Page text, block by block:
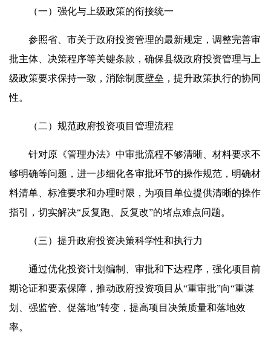
（一）强化与上级政策的衔接统一
参照省、市关于政府投资管理的最新规定，调整完善审
批主体、决策程序等关键条款，确保县级政府投资管理与上
级政策要求保持一致，消除制度壁垒，提升政策执行的协同
性。
（二）规范政府投资项目管理流程
针对原《管理办法》中审批流程不够清晰、材料要求不
够明确等问题，进一步细化各审批环节的操作规范，明确材
料清单、标准要求和办理时限，为项目单位提供清晰的操作
指引，切实解决“反复跑、反复改”的堵点难点问题。
（三）提升政府投资决策科学性和执行力
通过优化投资计划编制、审批和下达程序，强化项目前
期论证和要素保障，推动政府投资项目从“重审批”向“重谋
划、强监管、促落地”转变，提高项目决策质量和落地效
率。